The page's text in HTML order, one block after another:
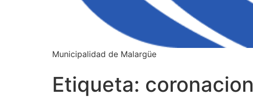
Municipalidad de Malargüe
Etiqueta: coronacion